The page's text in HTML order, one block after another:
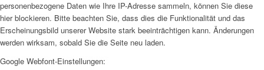
personenbezogene Daten wie Ihre IP-Adresse sammeln, können Sie diese
hier blockieren. Bitte beachten Sie, dass dies die Funktionalität und das
Erscheinungsbild unserer Website stark beeinträchtigen kann. Änderungen
werden wirksam, sobald Sie die Seite neu laden.
Google Webfont-Einstellungen: